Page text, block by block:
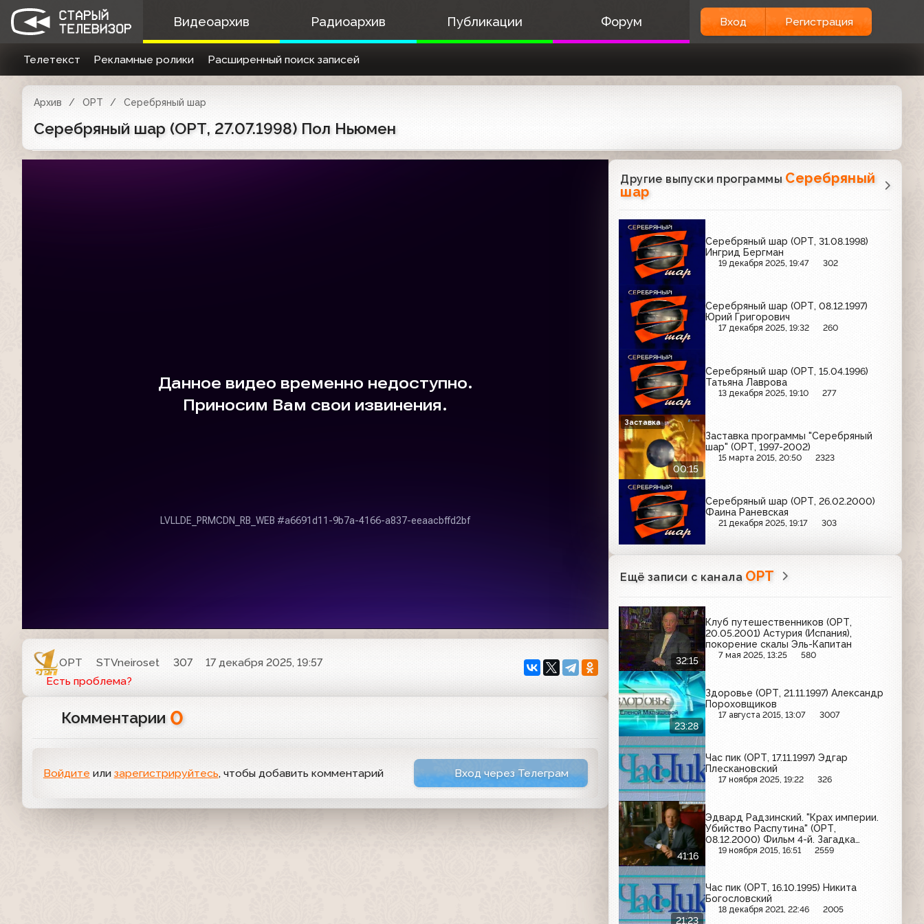
Видеоархив Радиоархив Публикации Форум Вход Регистрация
Телетекст Рекламные ролики Расширенный поиск записей
Архив ОРТ Серебряный шар
Серебряный шар (ОРТ, 27.07.1998) Пол Ньюмен
ОРТ STVneiroset 307
17 декабря 2025, 19:57
Есть проблема?
Комментарии 0
Войдите или зарегистрируйтесь, чтобы добавить комментарий Вход через Телеграм
Другие выпуски программы Серебряный
шар
Серебряный шар (ОРТ, 31.08.1998)
Ингрид Бергман
19 декабря 2025, 19:47 302
Серебряный шар (ОРТ, 08.12.1997)
Юрий Григорович
17 декабря 2025, 19:32 260
Серебряный шар (ОРТ, 15.04.1996)
Татьяна Лаврова
13 декабря 2025, 19:10 277
00:15
Заставка программы "Серебряный
шар" (ОРТ, 1997-2002)
15 марта 2015, 20:50 2323
Заставка
Серебряный шар (ОРТ, 26.02.2000)
Фаина Раневская
21 декабря 2025, 19:17 303
Ещё записи с канала ОРТ
32:15
Клуб путешественников (ОРТ,
20.05.2001) Астурия (Испания),
покорение скалы Эль-Капитан
7 мая 2025, 13:25 580
23:28
Здоровье (ОРТ, 21.11.1997) Александр
Пороховщиков
17 августа 2015, 13:07 3007
Час пик (ОРТ, 17.11.1997) Эдгар
Плескановский
17 ноября 2025, 19:22 326
41:16
Эдвард Радзинский. "Крах империи.
Убийство Распутина" (ОРТ,
08.12.2000) Фильм 4-й. Загадка
убийства.
19 ноября 2015, 16:51 2559
21:23
Час пик (ОРТ, 16.10.1995) Никита
Богословский
18 декабря 2021, 22:46 2005